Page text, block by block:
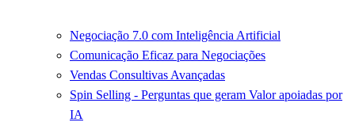
Negociação 7.0 com Inteligência Artificial
Comunicação Eficaz para Negociações
Vendas Consultivas Avançadas
Spin Selling - Perguntas que geram Valor apoiadas por
IA